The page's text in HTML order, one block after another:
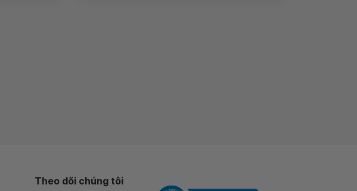
Theo dõi chúng tôi